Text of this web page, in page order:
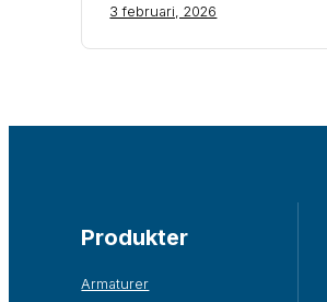
3 februari, 2026
Produkter
Armaturer